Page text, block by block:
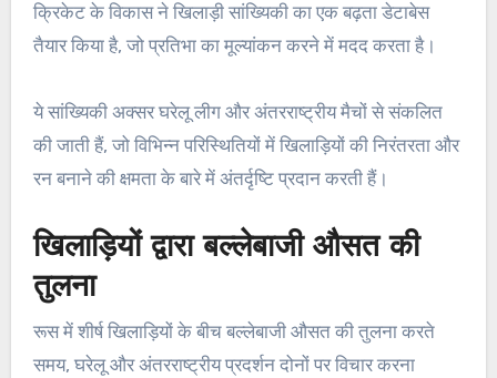
क्रिकेट के विकास ने खिलाड़ी सांख्यिकी का एक बढ़ता डेटाबेस
तैयार किया है, जो प्रतिभा का मूल्यांकन करने में मदद करता है।
ये सांख्यिकी अक्सर घरेलू लीग और अंतरराष्ट्रीय मैचों से संकलित
की जाती हैं, जो विभिन्न परिस्थितियों में खिलाड़ियों की निरंतरता और
रन बनाने की क्षमता के बारे में अंतर्दृष्टि प्रदान करती हैं।
खिलाड़ियों द्वारा बल्लेबाजी औसत की
तुलना
रूस में शीर्ष खिलाड़ियों के बीच बल्लेबाजी औसत की तुलना करते
समय, घरेलू और अंतरराष्ट्रीय प्रदर्शन दोनों पर विचार करना